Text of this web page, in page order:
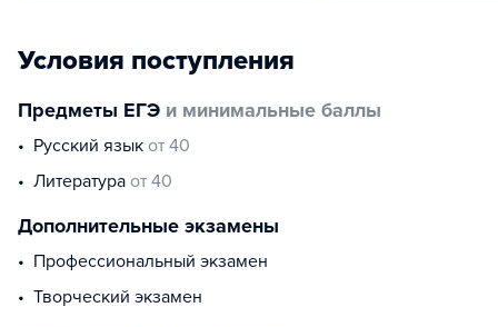
Условия поступления
Предметы ЕГЭ и минимальные баллы
русский язык от 40
литература от 40
Дополнительные экзамены
профессиональный экзамен
творческий экзамен